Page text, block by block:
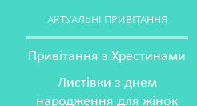
АКТУАЛЬНІ ПРИВІТАННЯ
Привітання з Хрестинами
Листівки з днем
народження для жінок